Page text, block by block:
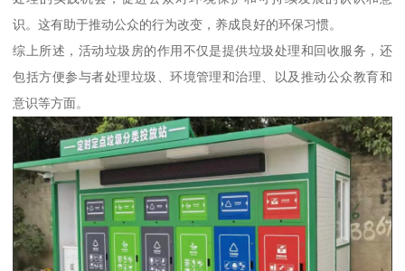
识。这有助于推动公众的行为改变，养成良好的环保习惯。
综上所述，活动垃圾房的作用不仅是提供垃圾处理和回收服务，还
包括方便参与者处理垃圾、环境管理和治理、以及推动公众教育和
意识等方面。